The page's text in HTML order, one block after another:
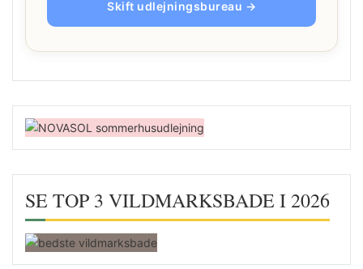
Skift udlejningsbureau →
SE TOP 3 VILDMARKSBADE I 2026